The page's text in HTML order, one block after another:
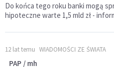
Do końca tego roku banki mogą
hipoteczne warte 1,5 mld zł -
12 lat temu WIADOMOŚCI ZE ŚWIATA
PAP / mh